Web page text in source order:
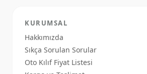
KURUMSAL
Hakkımızda
Sıkça Sorulan Sorular
Oto Kılıf Fiyat Listesi